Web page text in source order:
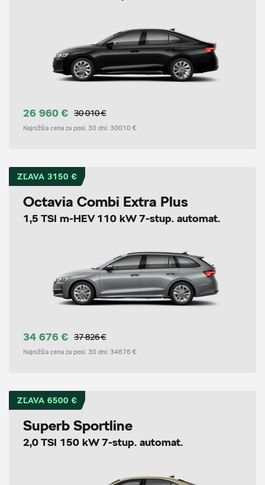
26 960 € 30 010 €
Najnižšia cena za posl. 30 dní: 30010 €
ZĽAVA 3150 €
Octavia Combi Extra Plus
1,5 TSI m-HEV 110 kW 7-stup. automat.
34 676 € 37 826 €
Najnižšia cena za posl. 30 dní: 34676 €
ZĽAVA 6500 €
Superb Sportline
2,0 TSI 150 kW 7-stup. automat.